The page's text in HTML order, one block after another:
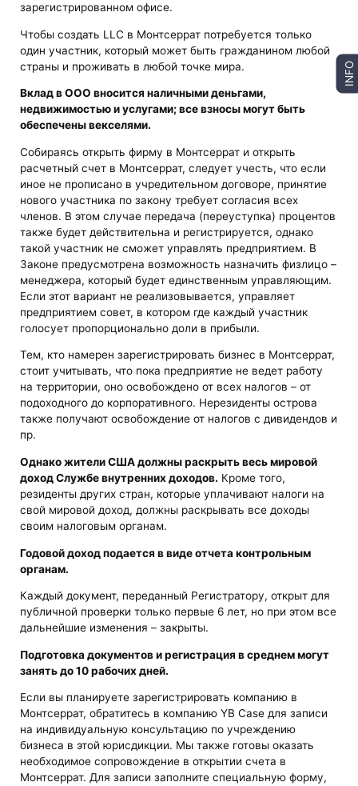
зарегистрированном офисе.
Чтобы создать LLC в Монтсеррат потребуется только
один участник, который может быть гражданином любой
страны и проживать в любой точке мира.
Вклад в ООО вносится наличными деньгами,
недвижимостью и услугами; все взносы могут быть
обеспечены векселями.
Собираясь открыть фирму в Монтсеррат и открыть
расчетный счет в Монтсеррат, следует учесть, что если
иное не прописано в учредительном договоре, принятие
нового участника по закону требует согласия всех
членов. В этом случае передача (переуступка) процентов
также будет действительна и регистрируется, однако
такой участник не сможет управлять предприятием. В
Законе предусмотрена возможность назначить физлицо –
менеджера, который будет единственным управляющим.
Если этот вариант не реализовывается, управляет
предприятием совет, в котором где каждый участник
голосует пропорционально доли в прибыли.
Тем, кто намерен зарегистрировать бизнес в Монтсеррат,
стоит учитывать, что пока предприятие не ведет работу
на территории, оно освобождено от всех налогов – от
подоходного до корпоративного. Нерезиденты острова
также получают освобождение от налогов с дивидендов и
пр.
Однако жители США должны раскрыть весь мировой
доход Службе внутренних доходов. Кроме того,
резиденты других стран, которые уплачивают налоги на
свой мировой доход, должны раскрывать все доходы
своим налоговым органам.
Годовой доход подается в виде отчета контрольным
органам.
Каждый документ, переданный Регистратору, открыт для
публичной проверки только первые 6 лет, но при этом все
дальнейшие изменения – закрыты.
Подготовка документов и регистрация в среднем могут
занять до 10 рабочих дней.
Если вы планируете зарегистрировать компанию в
Монтсеррат, обратитесь в компанию YB Case для записи
на индивидуальную консультацию по учреждению
бизнеса в этой юрисдикции. Мы также готовы оказать
необходимое сопровождение в открытии счета в
Монтсеррат. Для записи заполните специальную форму,
INFO